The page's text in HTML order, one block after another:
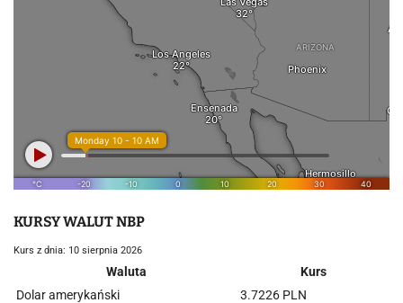
KURSY WALUT NBP
Kurs z dnia: 10 sierpnia 2026
Waluta
Kurs
Dolar amerykański
3.7226 PLN